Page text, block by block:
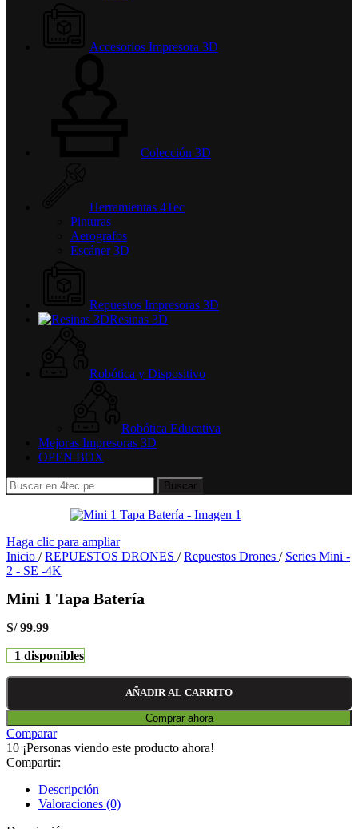
Accesorios Impresora 3D
Colección 3D
Herramientas 4Tec
Pinturas
Aerografos
Escáner 3D
Repuestos Impresoras 3D
Resinas 3D
Robótica y Dispositivo
Robótica Educativa
Mejoras Impresoras 3D
OPEN BOX
Buscar
Haga clic para ampliar
Inicio / REPUESTOS DRONES / Repuestos Drones / Series Mini -
2 - SE -4K
Mini 1 Tapa Batería
S/99.99
1 disponibles
AÑADIR AL CARRITO
Comprar ahora
Comparar
10 ¡Personas viendo este producto ahora!
Compartir:
Descripción
Valoraciones (0)